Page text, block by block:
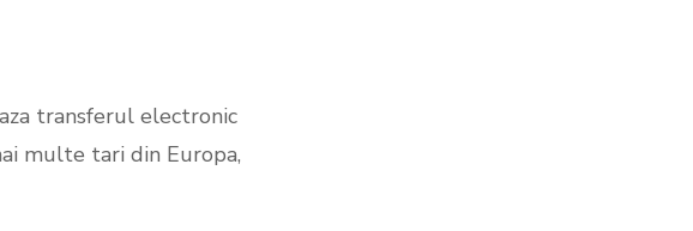
transferul electronic
multe tari din Europa,